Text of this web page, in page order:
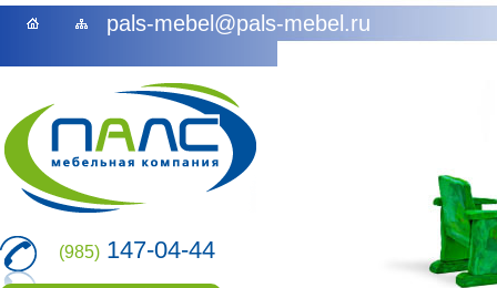
pals-mebel@pals-mebel.ru
(985) 147-04-44